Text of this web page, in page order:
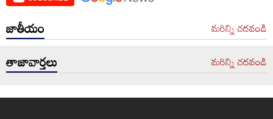
జాతీయం మరిన్ని చదవండి
తాజావార్తలు మరిన్ని చదవండి